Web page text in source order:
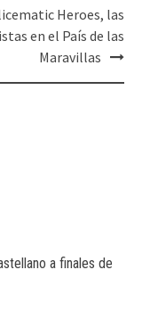
Heroes, las
en el País de las
Maravillas
a finales de